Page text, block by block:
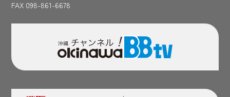
FAX 098-861-6678